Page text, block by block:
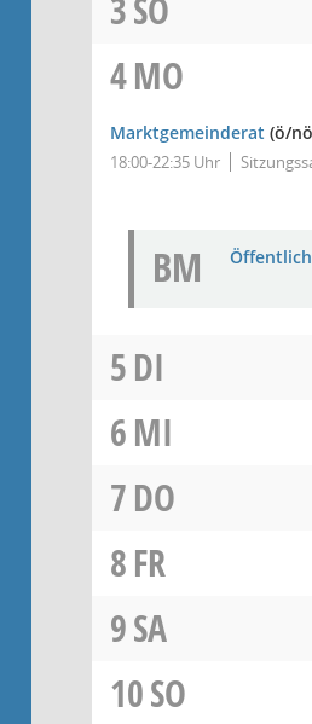
3SO
4MO
Marktgemeinderat (ö/
18:00-22:35 Uhr
BM
5DI
6MI
7DO
8FR
9SA
10SO